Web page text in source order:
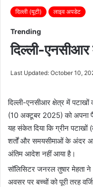
दिल्ली (यूटी) लाइव अपडेट
Trending
दिल्ली-
Last Updated: October 10,
दिल्ली-एनसीआर क्षेत्र में
(10 अक्टूबर 2025) को अपना
यह संकेत दिया कि ग्रीन
शर्तों और समयसीमाओं के अंदर
अंतिम आदेश नहीं आया है।
सॉलिसिटर जनरल तुषार मेहता ने
अवसर पर बच्चों को पूरी तरह